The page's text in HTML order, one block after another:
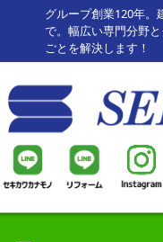
グループ創業120年。
で。幅広い専門分野
ごとを解決します！